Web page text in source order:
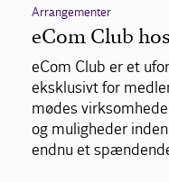
Arrangementer
eCom Club
eCom Club er et
eksklusivt for
mødes
og muligheder
endnu et